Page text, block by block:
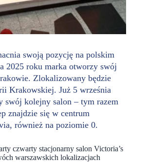
swoją pozycję na polskim
2025 roku marka otworzy swój
Zlokalizowany będzie
Krakowskiej. Już 5 września
swój kolejny salon – tym razem
znajdzie się w centrum
również na poziomie 0.
czwarty stacjonarny salon Victoria’s
warszawskich lokalizacjach